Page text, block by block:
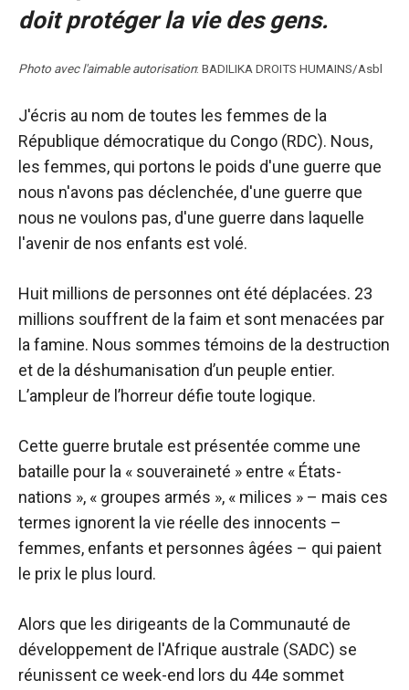
doit protéger la vie des gens.
Photo avec l'aimable autorisation: BADILIKA DROITS HUMAINS/Asbl
J'écris au nom de toutes les femmes de la
République démocratique du Congo (RDC). Nous,
les femmes, qui portons le poids d'une guerre que
nous n'avons pas déclenchée, d'une guerre que
nous ne voulons pas, d'une guerre dans laquelle
l'avenir de nos enfants est volé.
Huit millions de personnes ont été déplacées. 23
millions souffrent de la faim et sont menacées par
la famine. Nous sommes témoins de la destruction
et de la déshumanisation d’un peuple entier.
L’ampleur de l’horreur défie toute logique.
Cette guerre brutale est présentée comme une
bataille pour la « souveraineté » entre « États-
nations », « groupes armés », « milices » – mais ces
termes ignorent la vie réelle des innocents –
femmes, enfants et personnes âgées – qui paient
le prix le plus lourd.
Alors que les dirigeants de la Communauté de
développement de l'Afrique australe (SADC) se
réunissent ce week-end lors du 44e sommet